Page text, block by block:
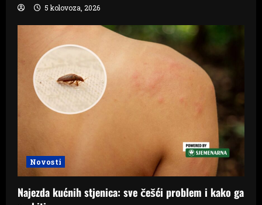
5 kolovoza, 2026
Novosti
Najezda kućnih stjenica: sve češći problem i kako ga